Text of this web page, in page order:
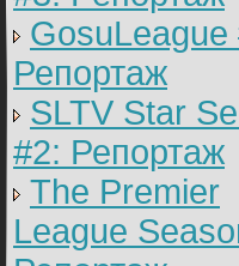
GosuLeague
Репортаж
SLTV Star
#2: Репортаж
The Premier
League